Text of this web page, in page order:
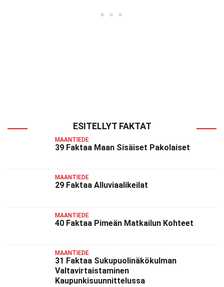
ESITELLYT FAKTAT
MAANTIEDE
39 Faktaa Maan Sisäiset Pakolaiset
MAANTIEDE
29 Faktaa Alluviaalikeilat
MAANTIEDE
40 Faktaa Pimeän Matkailun Kohteet
MAANTIEDE
31 Faktaa Sukupuolinäkökulman
Valtavirtaistaminen
Kaupunkisuunnittelussa